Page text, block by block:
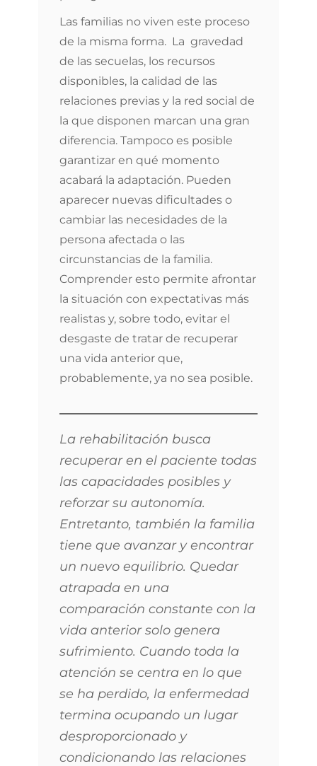
Las familias no viven este proceso
de la misma forma. La gravedad
de las secuelas, los recursos
disponibles, la calidad de las
relaciones previas y la red social de
la que disponen marcan una gran
diferencia. Tampoco es posible
garantizar en qué momento
acabará la adaptación. Pueden
aparecer nuevas dificultades o
cambiar las necesidades de la
persona afectada o las
circunstancias de la familia.
Comprender esto permite afrontar
la situación con expectativas más
realistas y, sobre todo, evitar el
desgaste de tratar de recuperar
una vida anterior que,
probablemente, ya no sea posible.
La rehabilitación busca
recuperar en el paciente todas
las capacidades posibles y
reforzar su autonomía.
Entretanto, también la familia
tiene que avanzar y encontrar
un nuevo equilibrio. Quedar
atrapada en una
comparación constante con la
vida anterior solo genera
sufrimiento. Cuando toda la
atención se centra en lo que
se ha perdido, la enfermedad
termina ocupando un lugar
desproporcionado y
condicionando las relaciones